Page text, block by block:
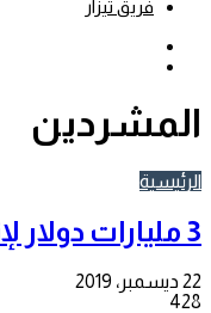
فريق تيزار
جانبي
المشردين
الرئيسية
3 مليارات دولار لإنشاء مدينة المشردين
22 ديسمبر، 2019
428